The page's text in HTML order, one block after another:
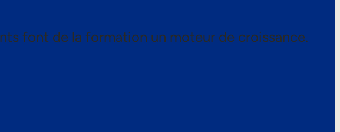
font de la formation un moteur de croissance.